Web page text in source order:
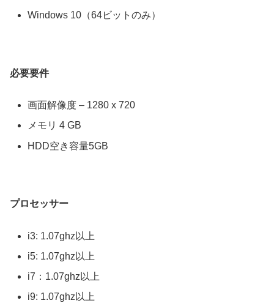
Windows 10（64ビットのみ）
必要要件
画面解像度 – 1280 x 720
メモリ 4 GB
HDD空き容量5GB
プロセッサー
i3: 1.07ghz以上
i5: 1.07ghz以上
i7：1.07ghz以上
i9: 1.07ghz以上